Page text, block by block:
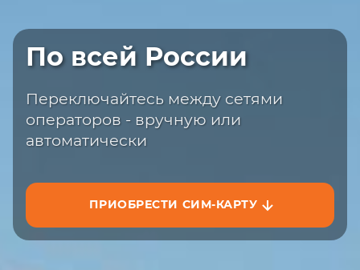
По всей России
Переключайтесь между сетями
операторов - вручную или
автоматически
ПРИОБРЕСТИ СИМ-КАРТУ
Быстрая доставка
сайте или на маркетплейсах
ЗАКАЗАТЬ НА САЙТЕ